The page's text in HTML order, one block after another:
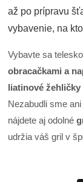
až po prípravu
vybavenie, na
Vybavte sa
obracačkami a
liatinové
Nezabudli sme
nájdete aj odolné
udržia váš gril v